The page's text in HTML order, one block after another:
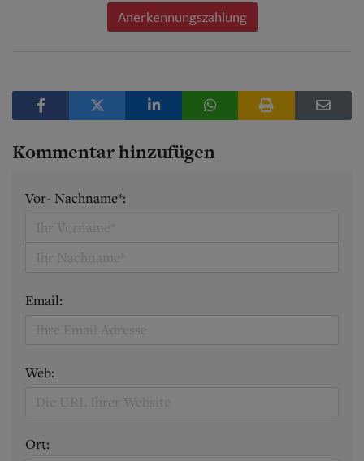
Anerkennungszahlung
Kommentar hinzufügen
Vor- Nachname*:
Email:
Web:
Ort: